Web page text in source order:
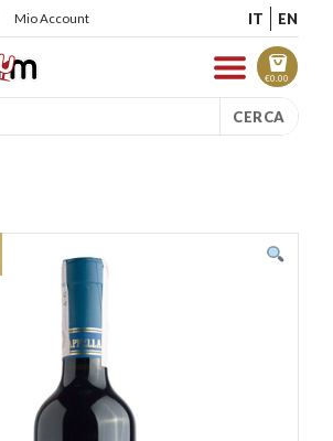
Mio Account IT EN
€0.00
CERCA